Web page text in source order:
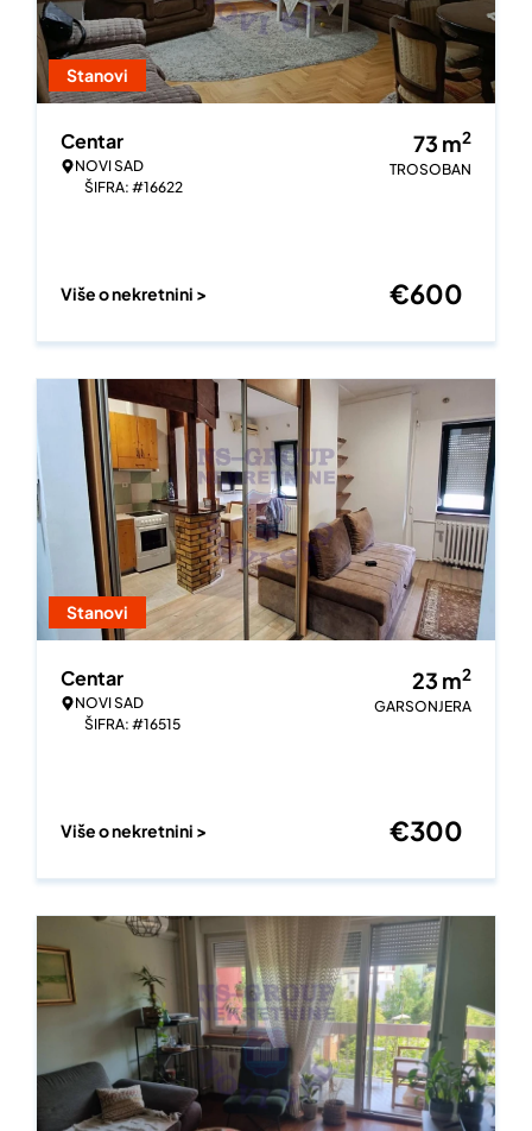
Stanovi
Centar
NOVI SAD
ŠIFRA: #16622
73 m2
TROSOBAN
Više o nekretnini > €600
Stanovi
Centar
NOVI SAD
ŠIFRA: #16515
23 m2
GARSONJERA
Više o nekretnini > €300